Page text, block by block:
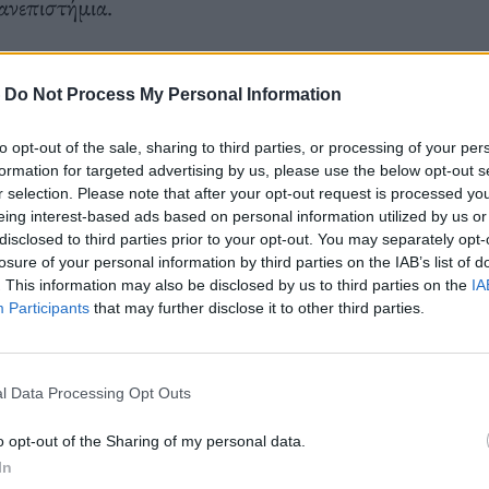
Do Not Process My Personal Information
opt-out of the sale, sharing to third parties, or processing of your
for targeted advertising by us, please use the below opt-out
selection. Please note that after your opt-out request is processed
interest-based ads based on personal information utilized by us
to third parties prior to your opt-out. You may separately
of your personal information by third parties on the IAB’s list of
This information may also be disclosed by us to third parties on the
Participants that may further disclose it to other third parties.
Data Processing Opt Outs
opt-out of the Sharing of my personal data.
σημείο μνήμης, ένας τόπος ιερός
του έθνους. Εκεί είναι γραμμένα τα
ένα μνημείο, με το οποίο τιμάμε τη μνήμη
την πατρίδα. Δεν έχει καμία θέση η
εκεί. Θέλουμε να κάνουμε ένα μνημείο να
κάνουμε. Αυτό δεν μπορεί να είναι στον
προορισμό», ανέφερε μεταξύ άλλων ο
τα ονόματα στο συγκεκριμένο χώρο